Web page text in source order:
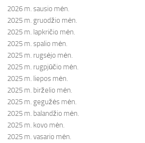
2026 m. sausio mėn.
2025 m. gruodžio mėn.
2025 m. lapkričio mėn.
2025 m. spalio mėn.
2025 m. rugsėjo mėn.
2025 m. rugpjūčio mėn.
2025 m. liepos mėn.
2025 m. birželio mėn.
2025 m. gegužės mėn.
2025 m. balandžio mėn.
2025 m. kovo mėn.
2025 m. vasario mėn.